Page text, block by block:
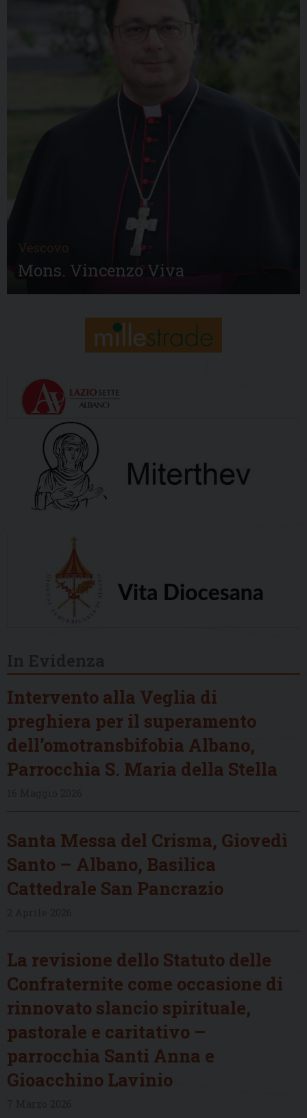
Vescovo
Mons. Vincenzo Viva
Intervento alla Veglia di
preghiera per il superamento
dell’omotransbifobia Albano,
Parrocchia S. Maria della Stella
Santa Messa del Crisma, Giovedì
Santo – Albano, Basilica
Cattedrale San Pancrazio
La revisione dello Statuto delle
Confraternite come occasione di
rinnovato slancio spirituale,
pastorale e caritativo –
parrocchia Santi Anna e
Gioacchino Lavinio